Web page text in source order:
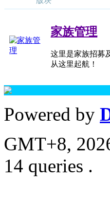
家族管理
这里是家族招募
从这里起航！
Powered by
GMT+8,
14 queries .